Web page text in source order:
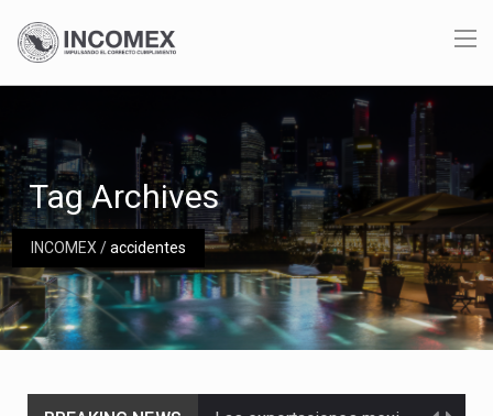
INCOMEX/accidentes
Tag Archives